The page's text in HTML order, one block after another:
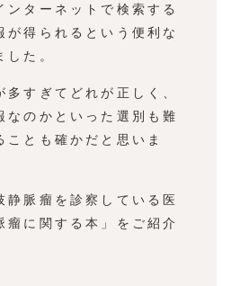
ンターネットで検索する
が得られるという便利な
た。
多すぎてどれが正しく、
なのかといった選別も難
ことも確かだと思いま
静脈瘤を診察している医
瘤に関する本」をご紹介